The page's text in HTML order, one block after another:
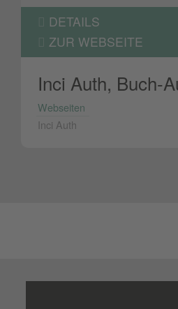
DETAILS
ZUR WEBSEITE
Inci Auth, Buch-
Webseiten
Inci Auth